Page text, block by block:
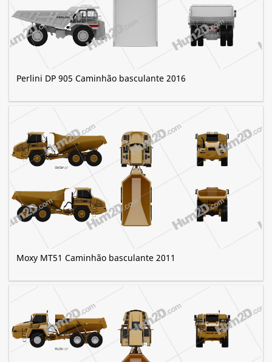
Perlini DP 905 Caminhão basculante 2016
Moxy MT51 Caminhão basculante 2011